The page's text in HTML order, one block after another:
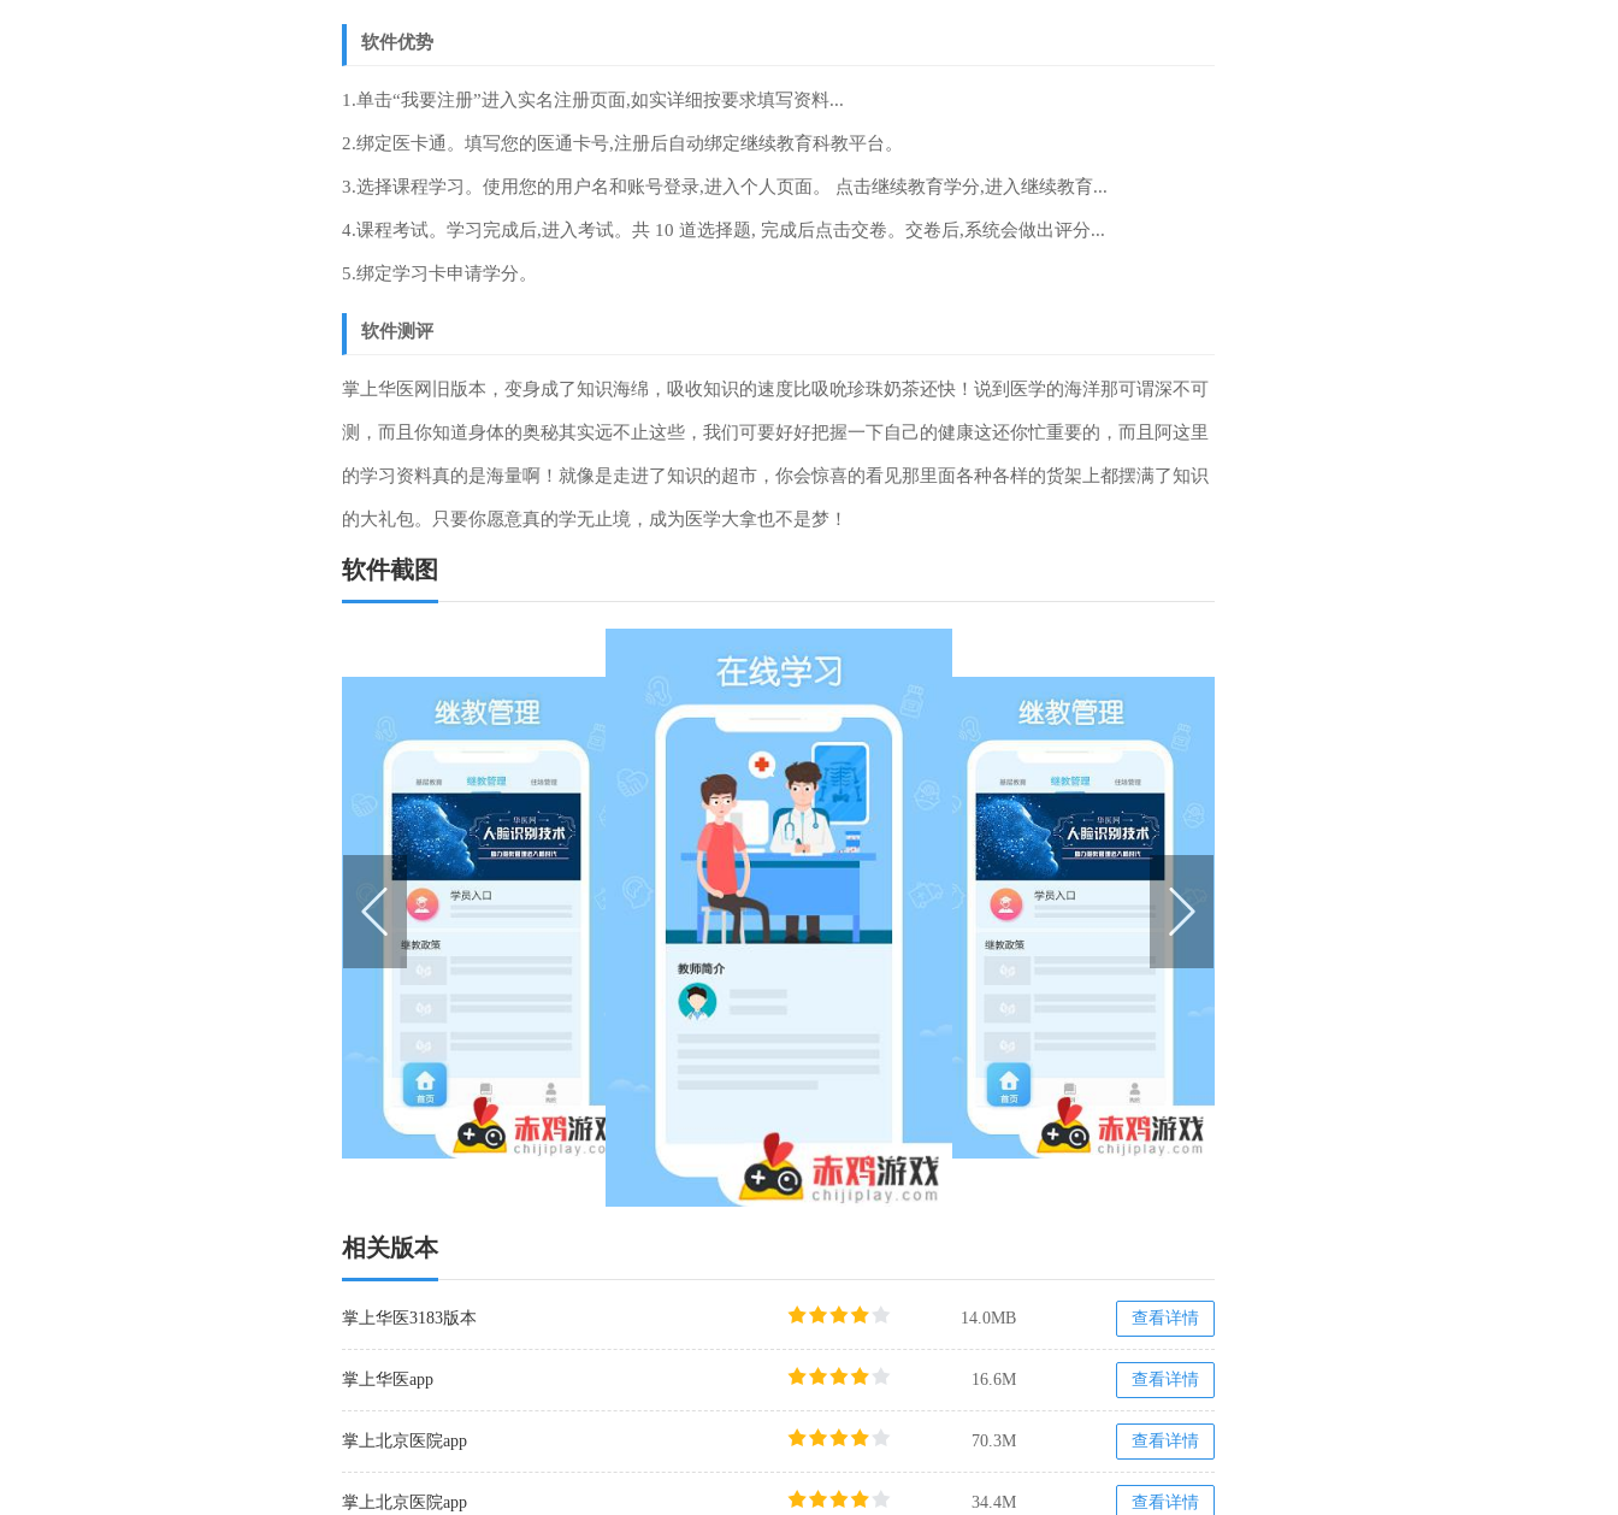
软件优势
1.单击“我要注册”进入实名注册页面,如实详细按要求填写资料...
2.绑定医卡通。填写您的医通卡号,注册后自动绑定继续教育科教平台。
3.选择课程学习。使用您的用户名和账号登录,进入个人页面。 点击继续教育学分,进入继续教育...
4.课程考试。学习完成后,进入考试。共 10 道选择题, 完成后点击交卷。交卷后,系统会做出评分...
5.绑定学习卡申请学分。
软件测评
掌上华医网旧版本，变身成了知识海绵，吸收知识的速度比吸吮珍珠奶茶还快！说到医学的海洋那可谓深不可
测，而且你知道身体的奥秘其实远不止这些，我们可要好好把握一下自己的健康这还你忙重要的，而且阿这里
的学习资料真的是海量啊！就像是走进了知识的超市，你会惊喜的看见那里面各种各样的货架上都摆满了知识
的大礼包。只要你愿意真的学无止境，成为医学大拿也不是梦！
软件截图
相关版本
掌上华医3183版本 14.0MB 查看详情
掌上华医app 16.6M 查看详情
掌上北京医院app 70.3M 查看详情
掌上北京医院app 34.4M 查看详情